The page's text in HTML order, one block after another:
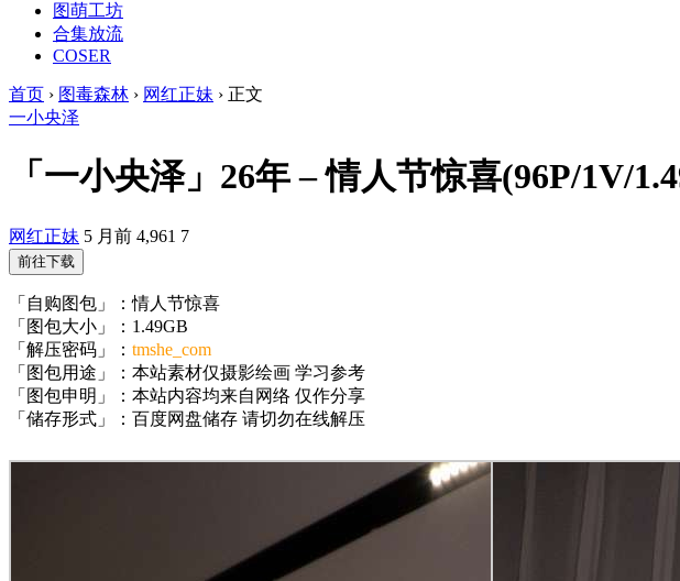
图萌工坊
合集放流
COSER
首页 › 图毒森林 › 网红正妹 › 正文
一小央泽
「一小央泽」26年 – 情人节惊喜(96P/1V/
网红正妹 5 月前 4,961 7
前往下载
「自购图包」：情人节惊喜
「图包大小」：1.49GB
「解压密码」： tmshe_com
「图包用途」：本站素材仅摄影绘画 学习参考
「图包申明」：本站内容均来自网络 仅作分享
「储存形式」：百度网盘储存 请切勿在线解压